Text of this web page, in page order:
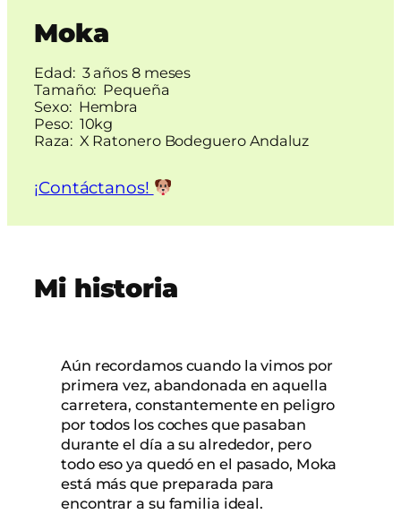
Moka
Edad: 3 años 8 meses
Tamaño: Pequeña
Sexo: Hembra
Peso: 10kg
Raza: X Ratonero Bodeguero Andaluz
¡Contáctanos!
Mi historia
Aún recordamos cuando la vimos por
primera vez, abandonada en aquella
carretera, constantemente en peligro
por todos los coches que pasaban
durante el día a su alrededor, pero
todo eso ya quedó en el pasado, Moka
está más que preparada para
encontrar a su familia ideal.